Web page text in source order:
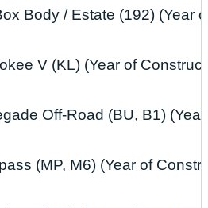
Body / Estate (192) (Year
V (KL) (Year of
Off-Road (BU, B1)
(MP, M6) (Year of